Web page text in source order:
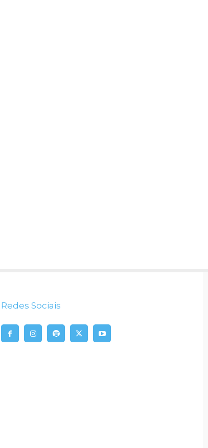
Redes Sociais